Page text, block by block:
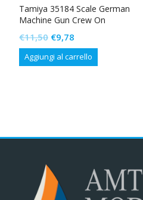
Tamiya 35184 Scale German
Machine Gun Crew On
€11,50Il
prezzo
originale
€9,78Il
prezzo
attuale
Aggiungi al carrello